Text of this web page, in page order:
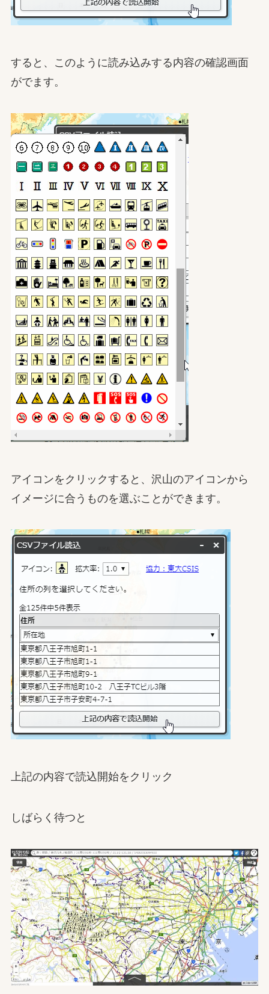
すると、このように読み込みする内容の確認画面
がでます。
アイコンをクリックすると、沢山のアイコンから
イメージに合うものを選ぶことができます。
上記の内容で読込開始をクリック
しばらく待つと